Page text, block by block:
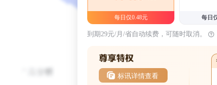
每日仅0.48元 每日
到期29元/月/省自动续费，可随时取消。
标讯详情查看